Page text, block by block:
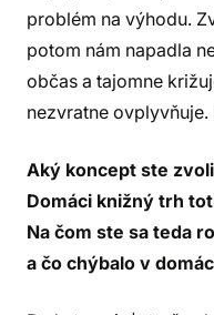
problém na výhodu.
potom nám napadla
občas a tajomne
nezvratne ovplyvňuje.
Aký koncept ste
Domáci knižný trh
Na čom ste sa teda
a čo chýbalo v